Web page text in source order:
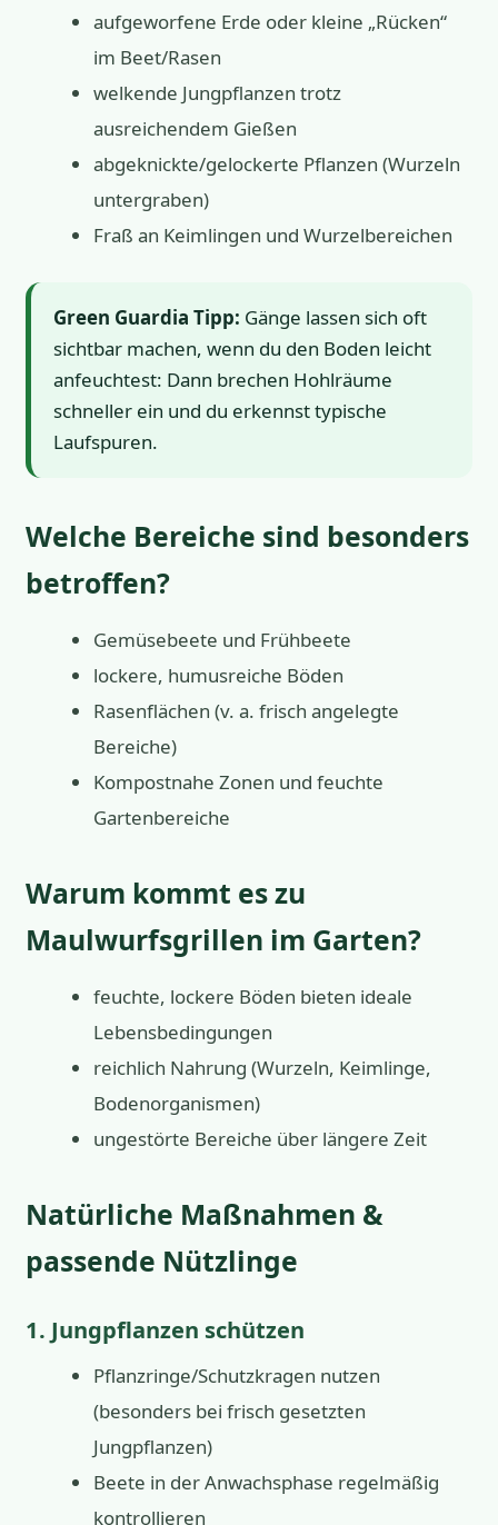
aufgeworfene Erde oder kleine „Rücken“
im Beet/Rasen
welkende Jungpflanzen trotz
ausreichendem Gießen
abgeknickte/gelockerte Pflanzen (Wurzeln
untergraben)
Fraß an Keimlingen und Wurzelbereichen
Green Guardia Tipp: Gänge lassen sich oft
sichtbar machen, wenn du den Boden leicht
anfeuchtest: Dann brechen Hohlräume
schneller ein und du erkennst typische
Laufspuren.
Welche Bereiche sind besonders
betroffen?
Gemüsebeete und Frühbeete
lockere, humusreiche Böden
Rasenflächen (v. a. frisch angelegte
Bereiche)
Kompostnahe Zonen und feuchte
Gartenbereiche
Warum kommt es zu
Maulwurfsgrillen im Garten?
feuchte, lockere Böden bieten ideale
Lebensbedingungen
reichlich Nahrung (Wurzeln, Keimlinge,
Bodenorganismen)
ungestörte Bereiche über längere Zeit
Natürliche Maßnahmen &
passende Nützlinge
1. Jungpflanzen schützen
Pflanzringe/Schutzkragen nutzen
(besonders bei frisch gesetzten
Jungpflanzen)
Beete in der Anwachsphase regelmäßig
kontrollieren